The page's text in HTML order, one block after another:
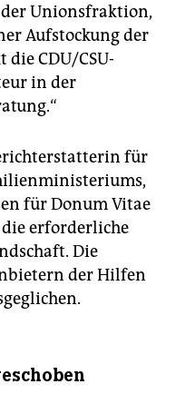
Unionsfraktion,
Aufstockung der
CDU/CSU-
in der
für
für Donum Vitae
erforderliche
Die
der Hilfen